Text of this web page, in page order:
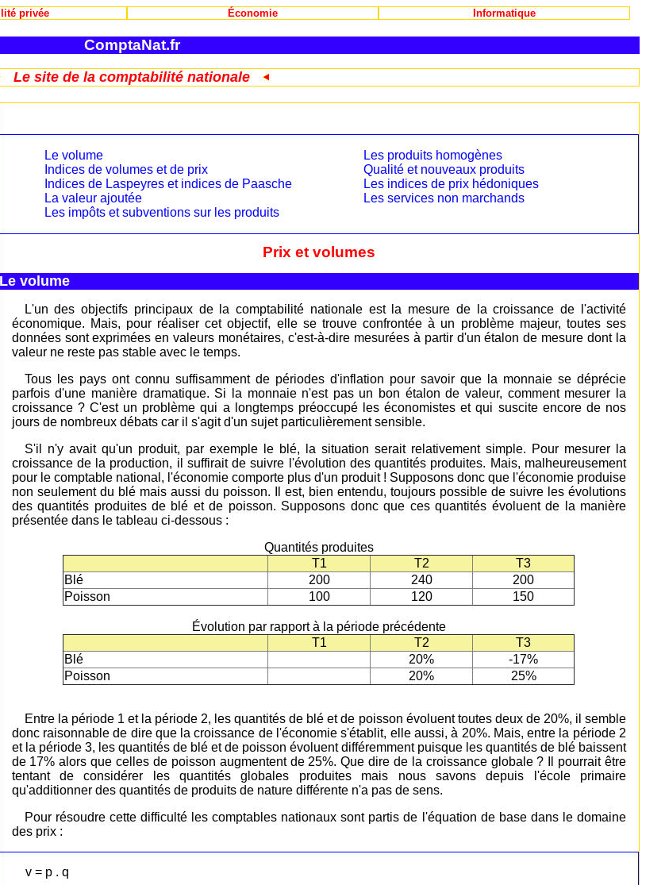
privée Économie Informatique
ComptaNat.fr
Le site de la comptabilité nationale
Le volume
Indices de volumes et de prix
Indices de Laspeyres et indices de Paasche
La valeur ajoutée
Les impôts et subventions sur les produits
Les produits homogènes
Qualité et nouveaux produits
Les indices de prix hédoniques
Les services non marchands
Prix et volumes
Le volume
L'un des objectifs principaux de la comptabilité nationale est la mesure de la croissance de l'activité
économique. Mais, pour réaliser cet objectif, elle se trouve confrontée à un problème majeur, toutes ses
données sont exprimées en valeurs monétaires, c'est-à-dire mesurées à partir d'un étalon de mesure dont la
valeur ne reste pas stable avec le temps.
Tous les pays ont connu suffisamment de périodes d'inflation pour savoir que la monnaie se déprécie
parfois d'une manière dramatique. Si la monnaie n'est pas un bon étalon de valeur, comment mesurer la
croissance ? C'est un problème qui a longtemps préoccupé les économistes et qui suscite encore de nos
jours de nombreux débats car il s'agit d'un sujet particulièrement sensible.
S'il n'y avait qu'un produit, par exemple le blé, la situation serait relativement simple. Pour mesurer la
croissance de la production, il suffirait de suivre l'évolution des quantités produites. Mais, malheureusement
pour le comptable national, l'économie comporte plus d'un produit ! Supposons donc que l'économie produise
non seulement du blé mais aussi du poisson. Il est, bien entendu, toujours possible de suivre les évolutions
des quantités produites de blé et de poisson. Supposons donc que ces quantités évoluent de la manière
présentée dans le tableau ci-dessous :
Quantités produites
T1
T2
T3
Blé
200 240
200
Poisson
100 120 150
Évolution par rapport à la période précédente
T1
T2
T3
Blé
20%
-17%
Poisson
20% 25%
Entre la période 1 et la période 2, les quantités de blé et de poisson évoluent toutes deux de 20%, il semble
donc raisonnable de dire que la croissance de l'économie s'établit, elle aussi, à 20%. Mais, entre la période 2
et la période 3, les quantités de blé et de poisson évoluent différemment puisque les quantités de blé baissent
de 17% alors que celles de poisson augmentent de 25%. Que dire de la croissance globale ? Il pourrait être
tentant de considérer les quantités globales produites mais nous savons depuis l'école primaire
qu'additionner des quantités de produits de nature différente n'a pas de sens.
Pour résoudre cette difficulté les comptables nationaux sont partis de l'équation de base dans le domaine
des prix :
v = p . q